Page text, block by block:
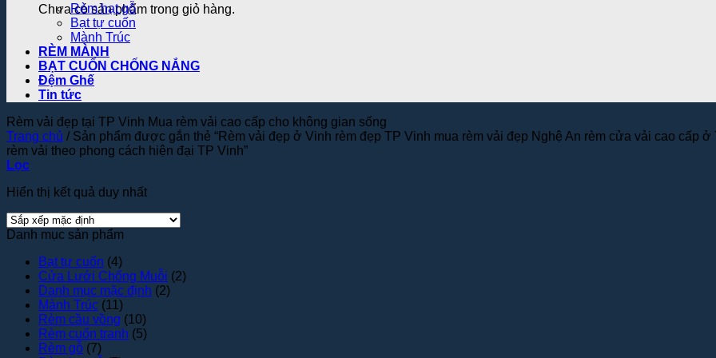
Chưa có sản phẩm trong giỏ hàng.
Rèm hạt gỗ
Bạt tự cuốn
Mành Trúc
RÈM MÀNH
BẠT CUỐN CHỐNG NẮNG
Đệm Ghế
Tin tức
Rèm vải đẹp tại TP Vinh Mua rèm vải cao cấp cho không gian sống
Trang chủ / Sản phẩm được gắn thẻ “Rèm vải đẹp ở Vinh rèm đẹp TP Vinh mua rèm vải đẹp Nghệ An rèm cửa vải cao cấp
rèm vải theo phong cách hiện đại TP Vinh”
Lọc
Hiển thị kết quả duy nhất
Danh mục sản phẩm
Bạt tự cuốn (4)
Cửa Lưới Chống Muỗi (2)
Danh mục mặc định (2)
Mành Trúc (11)
Rèm cầu vồng (10)
Rèm cuốn tranh (5)
Rèm gỗ (7)